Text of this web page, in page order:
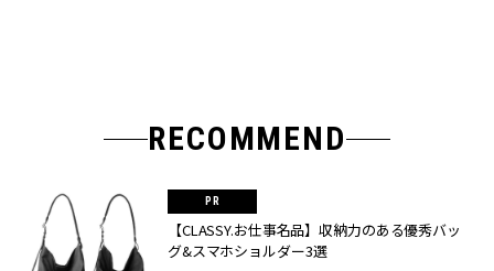
RECOMMEND
【CLASSY.お仕事名品】収納力のある優秀バッ
グ&スマホショルダー3選